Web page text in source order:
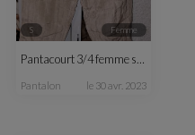
S femme
Pantacourt 3/4 femme satin beige été
pantalon le 30 avr. 2023